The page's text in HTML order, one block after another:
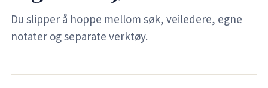
Du slipper å hoppe mellom søk, veiledere, egne
notater og separate verktøy.